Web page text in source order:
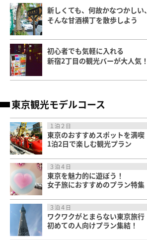
新しくても、何故かなつかしい、
そんな甘酒横丁を散歩しよう
初心者でも気軽に入れる
新宿2丁目の観光バーが大人気！
東京観光モデルコース
１泊２日
東京のおすすめスポットを満喫
1泊2日で楽しむ観光プラン
３泊４日
東京を魅力的に遊ぼう！
女子旅におすすめのプラン特集
３泊４日
ワクワクがとまらない東京旅行
初めての人向けプラン集結！